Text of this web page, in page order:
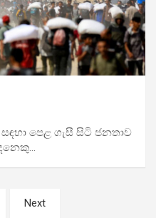
පෙළ ගැසී සිටි ජනතාව
Next